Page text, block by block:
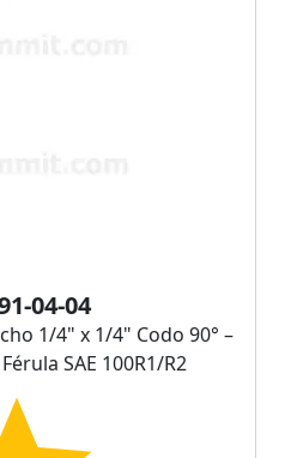
04-04
1/4" x 1/4" Codo 90° –
SAE 100R1/R2